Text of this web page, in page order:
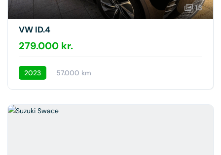
13
VW ID.4
279.000 kr.
2023 57.000 km